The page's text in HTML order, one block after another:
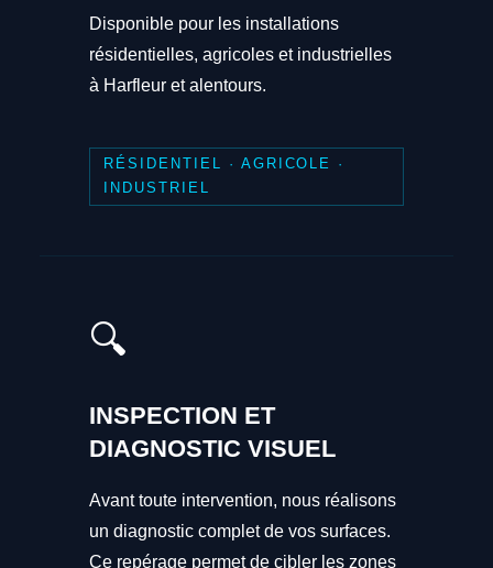
Disponible pour les installations
résidentielles, agricoles et industrielles
à Harfleur et alentours.
RÉSIDENTIEL · AGRICOLE ·
INDUSTRIEL
🔍
INSPECTION ET
DIAGNOSTIC VISUEL
Avant toute intervention, nous réalisons
un diagnostic complet de vos surfaces.
Ce repérage permet de cibler les zones